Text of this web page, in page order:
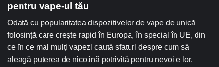
pentru vape-ul tău
Odată cu popularitatea dispozitivelor de vape de unică
folosință care crește rapid în Europa, în special în UE, din
ce în ce mai mulți vapezi caută sfaturi despre cum să
aleagă puterea de nicotină potrivită pentru nevoile lor.